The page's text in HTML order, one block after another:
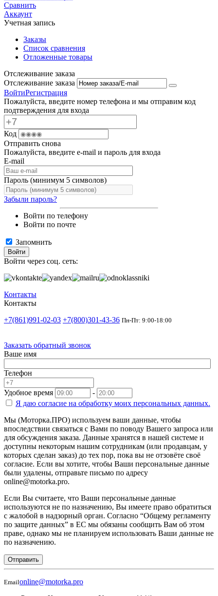
Сравнить
Аккаунт
Учетная запись
Заказы
Список сравнения
Отложенные товары
Отслеживание заказа
Отслеживание заказа
ВойтиРегистрация
Пожалуйста, введите номер телефона и мы отправим код
подтверждения для входа
Код
Отправить снова
Пожалуйста, введите e-mail и пароль для входа
E-mail
Пароль (минимум 5 символов)
Забыли пароль?
Войти по телефону
Войти по почте
Запомнить
Войти
Войти через соц. сеть:
Контакты
Контакты
+7(861)991-02-03 +7(800)301-43-36 Пн-Пт: 9:00-18:00
Заказать обратный звонок
Ваше имя
Телефон
Удобное время
-
Я даю согласие на обработку моих персональных данных.
Мы (Моторка.ПРО) используем ваши данные, чтобы
впоследствии связаться с Вами по поводу Вашего запроса или
для обсуждения заказа. Данные хранятся в нашей системе и
доступны некоторым нашим сотрудникам (или продавцам, у
которых сделан заказ) до тех пор, пока вы не отзовёте своё
согласие. Если вы хотите, чтобы Ваши персональные данные
были удалены, отправьте письмо по адресу
online@motorka.pro.
Если Вы считаете, что Ваши персональные данные
используются не по назначению, Вы имеете право обратиться
с жалобой в надзорный орган. Согласно “Общему регламенту
по защите данных” в ЕС мы обязаны сообщить Вам об этом
праве, однако мы не планируем использовать Ваши данные не
по назначению.
Отправить
Emailonline@motorka.pro